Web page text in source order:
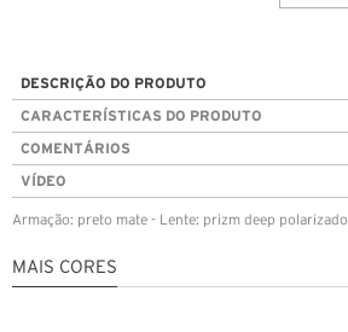
DESCRIÇÃO DO PRODUTO
CARACTERÍSTICAS DO PRODUTO
COMENTÁRIOS
VÍDEO
Armação: preto mate - Lente: prizm deep polarizado
MAIS CORES